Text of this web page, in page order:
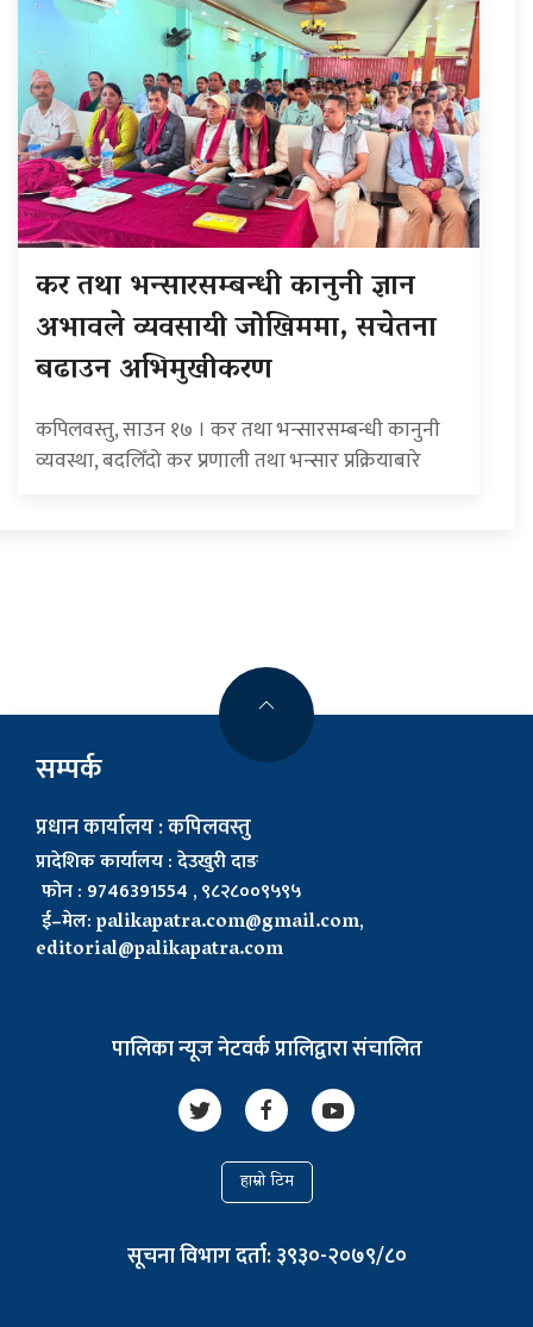
कर तथा भन्सारसम्बन्धी कानुनी ज्ञान
अभावले व्यवसायी जोखिममा, सचेतना
बढाउन अभिमुखीकरण
कपिलवस्तु, साउन १७ । कर तथा भन्सारसम्बन्धी कानुनी
व्यवस्था, बदलिँदो कर प्रणाली तथा भन्सार प्रक्रियाबारे
सम्पर्क
प्रधान कार्यालय : कपिलवस्तु
प्रादेशिक कार्यालय : देउखुरी दाङ
फोन : 9746391554 , ९८२८००९५९५
ई–मेल:palikapatra.com@gmail.com,
editorial@palikapatra.com
पालिका न्यूज नेटवर्क प्रालिद्वारा संचालित
हाम्रो टिम
सूचना विभाग दर्ता: ३९३०-२०७९/८०